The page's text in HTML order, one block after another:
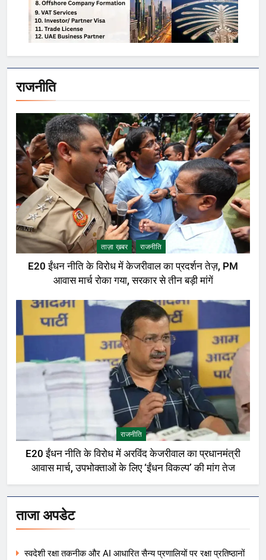
राजनीति
ताज़ा ख़बर राजनीति
E20 ईंधन नीति के विरोध में केजरीवाल का प्रदर्शन तेज़, PM
आवास मार्च रोका गया, सरकार से तीन बड़ी मांगें
राजनीति
E20 ईंधन नीति के विरोध में अरविंद केजरीवाल का प्रधानमंत्री
आवास मार्च, उपभोक्ताओं के लिए ‘ईंधन विकल्प’ की मांग तेज
ताजा अपडेट
स्वदेशी रक्षा तकनीक और AI आधारित सैन्य प्रणालियों पर रक्षा प्रतिष्ठानों